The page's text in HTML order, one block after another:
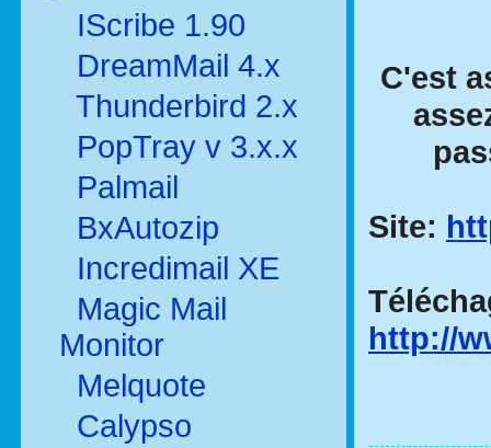
IScribe 1.90
DreamMail 4.x
Thunderbird 2.x
PopTray v 3.x.x
Palmail
BxAutozip
Incredimail XE
Magic Mail
Monitor
Melquote
Calypso
C'est
Site:
http://